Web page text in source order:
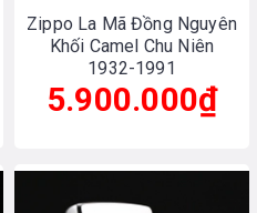
Zippo La Mã Đồng Nguyên
Khối Camel Chu Niên
1932-1991
5.900.000₫